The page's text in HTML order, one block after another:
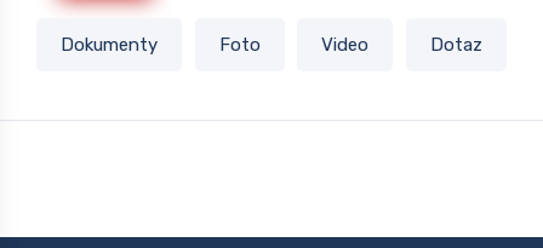
Dokumenty Foto Video Dotaz